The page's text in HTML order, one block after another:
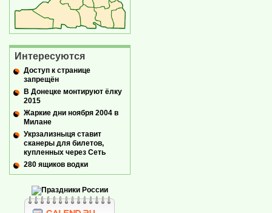
Интересуются
Доступ к странице
запрещён
В Донецке монтируют ёлку
2015
Жаркие дни ноября 2004 в
Милане
Укрзализныця ставит
сканеры для билетов,
купленных через Сеть
280 ящиков водки